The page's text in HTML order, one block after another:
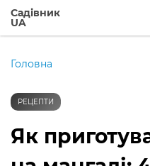
Садівник
UA
Головна
РЕЦЕПТИ
Як